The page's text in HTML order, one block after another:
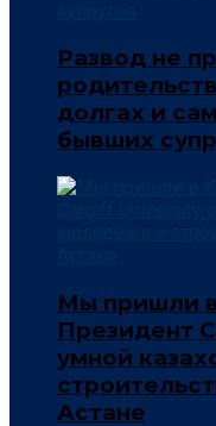
Развод не
долгах и
бывших
Мы пришли в
Президент
умной
Астане